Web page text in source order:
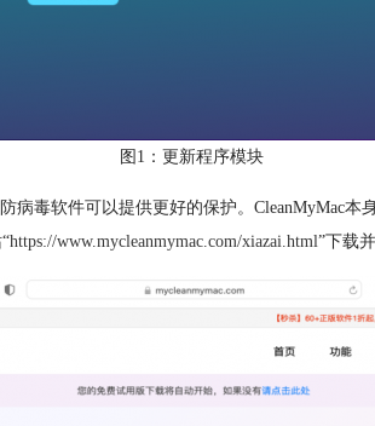
图1：更新程序模块
病毒软件可以提供更好的保护。CleanMyMac
https://www.mycleanmymac.com/xiazai.html”下载